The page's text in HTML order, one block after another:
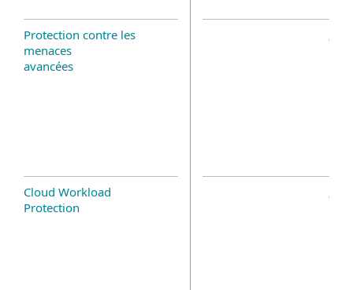
Protection contre les
menaces
avancées
Cloud Workload
Protection